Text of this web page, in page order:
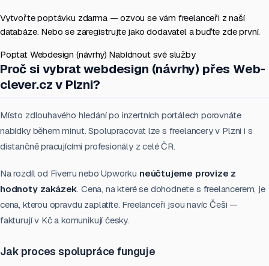
Vytvořte poptávku zdarma — ozvou se vám freelanceři z naší
databáze. Nebo se zaregistrujte jako dodavatel a buďte zde první.
Poptat Webdesign (návrhy) Nabídnout své služby
Proč si vybrat webdesign (návrhy) přes Web-
clever.cz v Plzni?
Místo zdlouhavého hledání po inzertních portálech porovnáte
nabídky během minut. Spolupracovat lze s freelancery v Plzni i s
distančně pracujícími profesionály z celé ČR.
Na rozdíl od Fiverru nebo Upworku neúčtujeme provize z
hodnoty zakázek. Cena, na které se dohodnete s freelancerem, je
cena, kterou opravdu zaplatíte. Freelanceři jsou navíc Češi —
fakturují v Kč a komunikují česky.
Jak proces spolupráce funguje